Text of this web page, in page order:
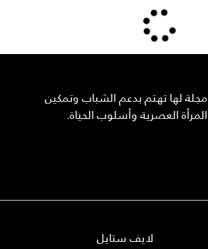
مجلة لها تهتم بدعم الشباب وتمكين
المرأة العصرية وأسلوب الحياة.
لايف ستايل